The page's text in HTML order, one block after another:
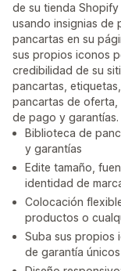
de su tienda
usando insignias de
pancartas en su
sus propios iconos
credibilidad de su
pancartas,
pancartas de
de pago y garantías.
Biblioteca de
y garantías
Edite tamaño,
identidad de
Colocación
productos o
Suba sus propios
de garantía únicos